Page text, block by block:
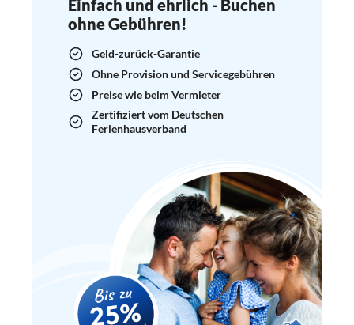
Einfach und ehrlich - Buchen
ohne Gebühren!
Geld-zurück-Garantie
Ohne Provision und Servicegebühren
Preise wie beim Vermieter
Zertifiziert vom Deutschen
Ferienhausverband